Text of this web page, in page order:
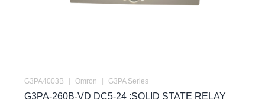
G3PA4003B | Omron | G3PA Series
G3PA-260B-VD DC5-24 :SOLID STATE RELAY